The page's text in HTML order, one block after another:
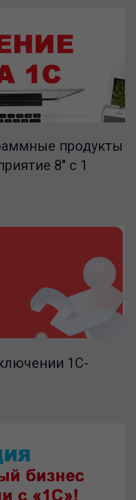
продукты
8" с 1
1С-